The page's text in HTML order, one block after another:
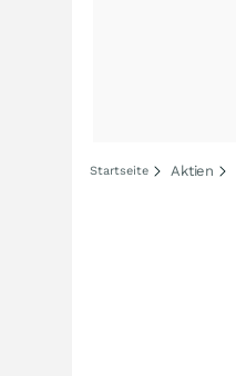
Startseite Aktien